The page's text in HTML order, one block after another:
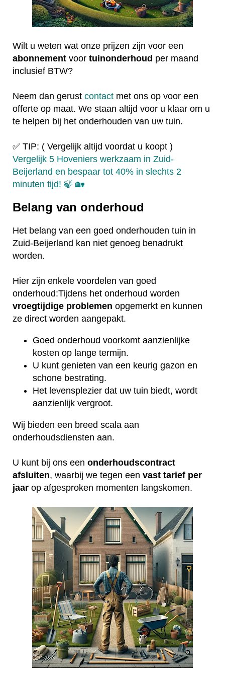
Wilt u weten wat onze prijzen zijn voor een
abonnement voor tuinonderhoud per maand
inclusief BTW?
Neem dan gerust contact met ons op voor een
offerte op maat. We staan altijd voor u klaar om u
te helpen bij het onderhouden van uw tuin.
✅ TIP: ( Vergelijk altijd voordat u koopt )
Vergelijk 5 Hoveniers werkzaam in Zuid-
Beijerland en bespaar tot 40% in slechts 2
minuten tijd! 🍃 🏡
Belang van onderhoud
Het belang van een goed onderhouden tuin in
Zuid-Beijerland kan niet genoeg benadrukt
worden.
Hier zijn enkele voordelen van goed
onderhoud:Tijdens het onderhoud worden
vroegtijdige problemen opgemerkt en kunnen
ze direct worden aangepakt.
Goed onderhoud voorkomt aanzienlijke
kosten op lange termijn.
U kunt genieten van een keurig gazon en
schone bestrating.
Het levensplezier dat uw tuin biedt, wordt
aanzienlijk vergroot.
Wij bieden een breed scala aan
onderhoudsdiensten aan.
U kunt bij ons een onderhoudscontract
afsluiten, waarbij we tegen een vast tarief per
jaar op afgesproken momenten langskomen.